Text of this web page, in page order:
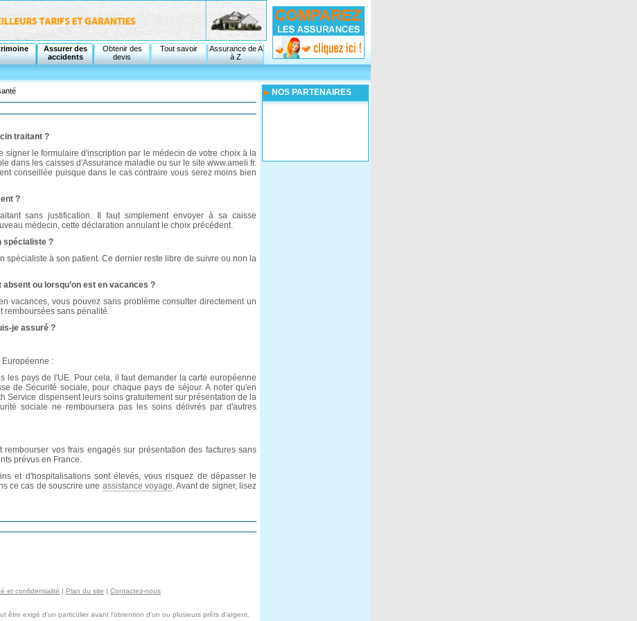
Assurer des
accidents
Obtenir des
devis
Tout savoir
Assurance de A
à Z
traitant ?
signer le formulaire d'inscription par le médecin de votre choix à la
dans les caisses d'Assurance maladie ou sur le site www.ameli.fr.
conseillée puisque dans le cas contraire vous serez moins bien
?
sans justification. Il faut simplement envoyer à sa caisse
médecin, cette déclaration annulant le choix précédent.
spécialiste ?
spécialiste à son patient. Ce dernier reste libre de suivre ou non la
ou lorsqu’on est en vacances ?
vacances, vous pouvez sans problème consulter directement un
remboursées sans pénalité.
je assuré ?
:
les pays de l'UE. Pour cela, il faut demander la carte européenne
de Sécurité sociale, pour chaque pays de séjour. A noter qu'en
Service dispensent leurs soins gratuitement sur présentation de la
sociale ne remboursera pas les soins délivrés par d'autres
vos frais engagés sur présentation des factures sans
prévus en France.
et d'hospitalisations sont élevés, vous risquez de dépasser le
ce cas de souscrire une assistance voyage. Avant de signer, lisez
NOS PARTENAIRES
et confidentialité | Plan du site | Contactez-nous
être exigé d'un particulier avant l'obtention d'un ou plusieurs prêts d'argent.